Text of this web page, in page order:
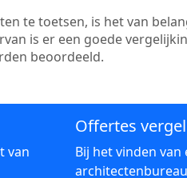
te toetsen, is het van
is er een goede
beoordeeld.
van
Offertes
Bij het vinden van